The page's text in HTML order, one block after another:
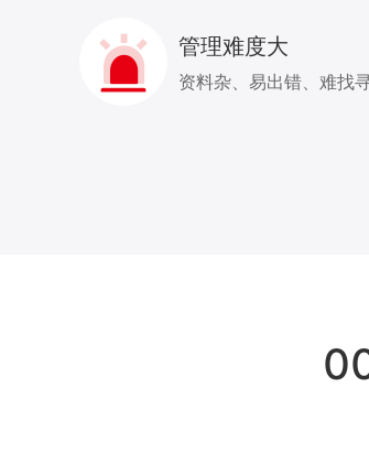
管理难度大
资料杂、易出错、难找